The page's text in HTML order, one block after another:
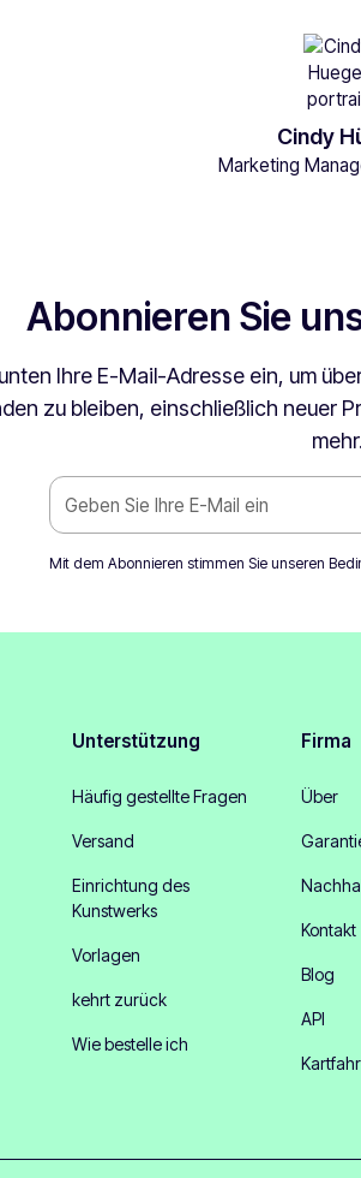
Cindy
Marketing
Abonnieren Sie
Ihre E-Mail-Adresse ein, um
zu bleiben, einschließlich neuer
mehr.
Mit dem Abonnieren stimmen Sie unseren
Unterstützung
Häufig gestellte Fragen
Versand
Einrichtung des
Kunstwerks
Vorlagen
kehrt zurück
Wie bestelle ich
Firma
Über
Kontakt
Blog
API